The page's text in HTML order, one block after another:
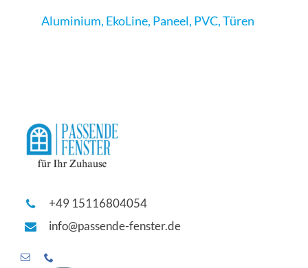
Aluminium, EkoLine, Paneel, PVC,Türen
+49 15116804054
info@passende-fenster.de